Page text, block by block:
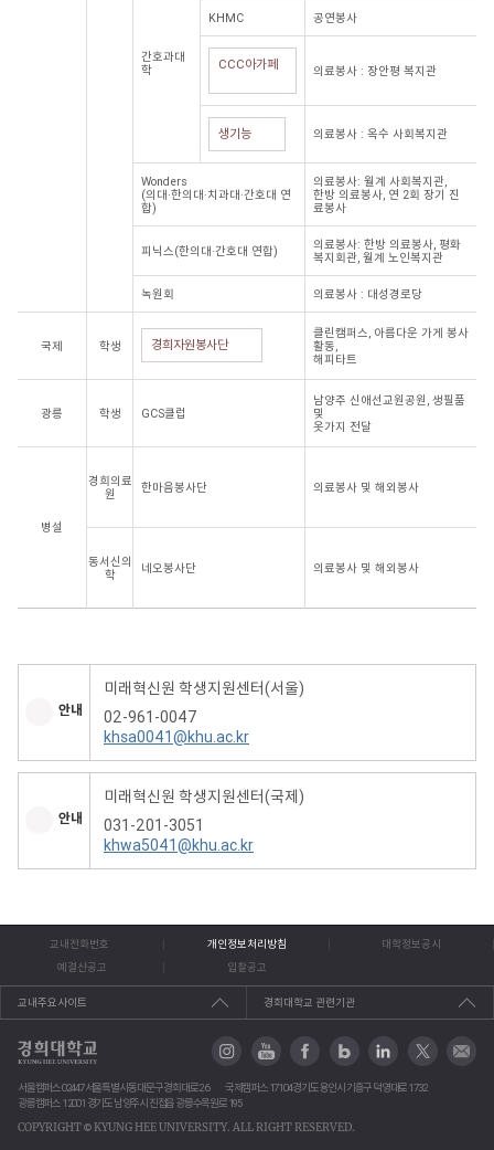
간호과대
학
KHMC 공연봉사
CCC아가페 의료봉사 : 장안평 복지관
생기능 의료봉사 : 옥수 사회복지관
Wonders
(의대·한의대·치과대·간호대 연
합)
의료봉사: 월계 사회복지관,
한방 의료봉사, 연 2회 장기 진
료봉사
피닉스(한의대·간호대 연합)
의료봉사: 한방 의료봉사, 평화
복지회관, 월계 노인복지관
녹원회 의료봉사 : 대성경로당
국제 학생 경희자원봉사단
클린캠퍼스, 아름다운 가게 봉사
활동,
해피타트
광릉 학생 GCS클럽
남양주 신애선교원공원, 생필품
및
옷가지 전달
병설
경희의료
원
한마음봉사단 의료봉사 및 해외봉사
동서신의
학
네오봉사단 의료봉사 및 해외봉사
안내
미래혁신원 학생지원센터(서울)
02-961-0047
khsa0041@khu.ac.kr
안내
미래혁신원 학생지원센터(국제)
031-201-3051
khwa5041@khu.ac.kr
교내전화번호 개인정보처리방침
대학정보공시
예결산공고
입찰공고
교내주요사이트 경희대학교 관련기관
서울캠퍼스 02447 서울특별시 동대문구 경희대로 26
국제캠퍼스 17104 경기도 용인시 기흥구 덕영대로 1732
광릉캠퍼스 12001 경기도 남양주시 진접읍 광릉수목원로 195
COPYRIGHT©KYUNG HEE UNIVERSITY. ALL RIGHT RESERVED.